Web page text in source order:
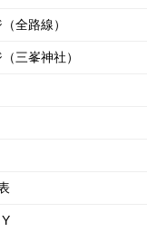
全路線）
三峯神社）